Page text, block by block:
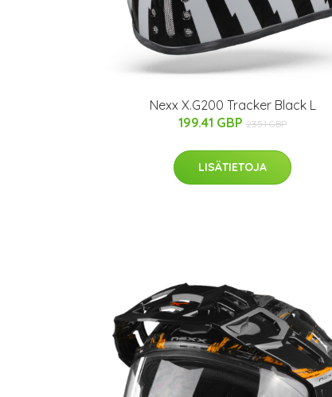
Nexx X.G200 Tracker Black L
199.41 GBP 235.1 GBP
LISÄTIETOJA